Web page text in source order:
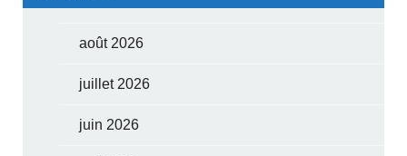
août 2026
juillet 2026
juin 2026